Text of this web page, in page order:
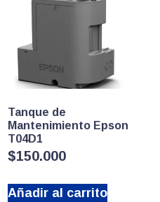
Tanque de
Mantenimiento Epson
T04D1
$150.000
Añadir al carrito